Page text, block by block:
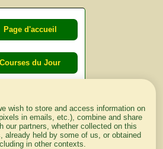
Page d'accueil
Courses du Jour
lendemain
Courses
wish to store and access information on
in emails, etc.), combine and share
our partners, whether collected on this
already held by some of us, or obtained
in other contexts.